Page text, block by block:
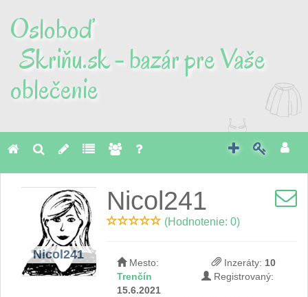
Osloboď
Skriňu.sk - bazár pre Vaše
oblečenie
Nicol241
Nicol241
(Hodnotenie: 0)
Mesto:
Trenčín
Inzeráty: 10
Registrovaný:
15.6.2021